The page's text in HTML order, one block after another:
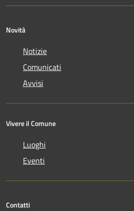
Novità
Notizie
Comunicati
Avvisi
Vivere il Comune
Luoghi
Eventi
Contatti